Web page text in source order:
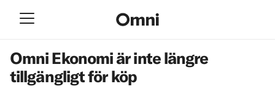
Omni Ekonomi är inte längre
tillgängligt för köp